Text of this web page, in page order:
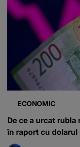
ECONOMIC
De ce a urcat
în raport cu dolarul